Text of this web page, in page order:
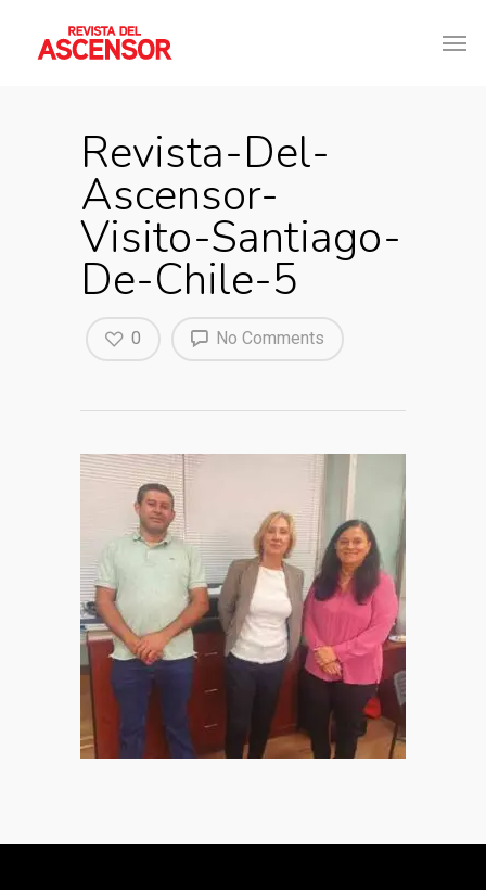
Revista-Del-
Ascensor-
Visito-Santiago-
De-Chile-5
No Comments
0